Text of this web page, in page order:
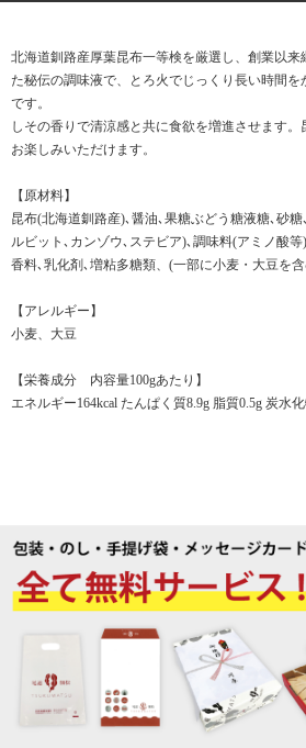
北海道釧路産厚葉昆布一等検を厳選し、創業以来
た秘伝の調味液で、とろ火でじっくり長い時間
です。
しその香りで清涼感と共に食欲を増進させます
お楽しみいただけます。
【原材料】
昆布(北海道釧路産)､醤油､果糖ぶどう糖液糖､砂
ルビット､カンゾウ､ステビア)､調味料(アミノ酸
香料､乳化剤､増粘多糖類、(一部に小麦・大豆を
【アレルギー】
小麦、大豆
【栄養成分 内容量100gあたり】
エネルギー164kcal たんぱく質8.9g 脂質0.5g 炭水